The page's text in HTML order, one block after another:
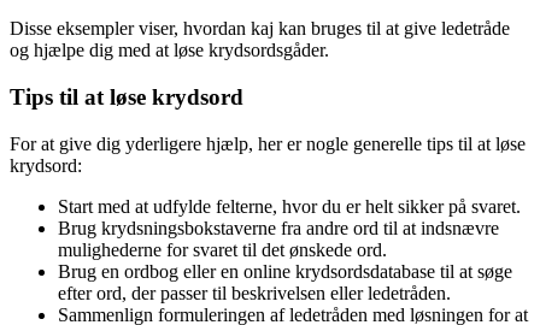
Disse eksempler viser, hvordan kaj kan bruges til at give ledetråde
og hjælpe dig med at løse krydsordsgåder.
Tips til at løse krydsord
For at give dig yderligere hjælp, her er nogle generelle tips til at løse
krydsord:
Start med at udfylde felterne, hvor du er helt sikker på svaret.
Brug krydsningsbokstaverne fra andre ord til at indsnævre
mulighederne for svaret til det ønskede ord.
Brug en ordbog eller en online krydsordsdatabase til at søge
efter ord, der passer til beskrivelsen eller ledetråden.
Sammenlign formuleringen af ledetråden med løsningen for at